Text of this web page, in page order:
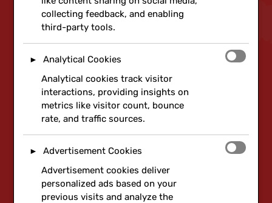
collecting feedback, and enabling
third-party tools.
►
Analytical Cookies
Analytical cookies track visitor
interactions, providing insights on
metrics like visitor count, bounce
rate, and traffic sources.
►
Advertisement Cookies
Advertisement cookies deliver
personalized ads based on your
previous visits and analyze the